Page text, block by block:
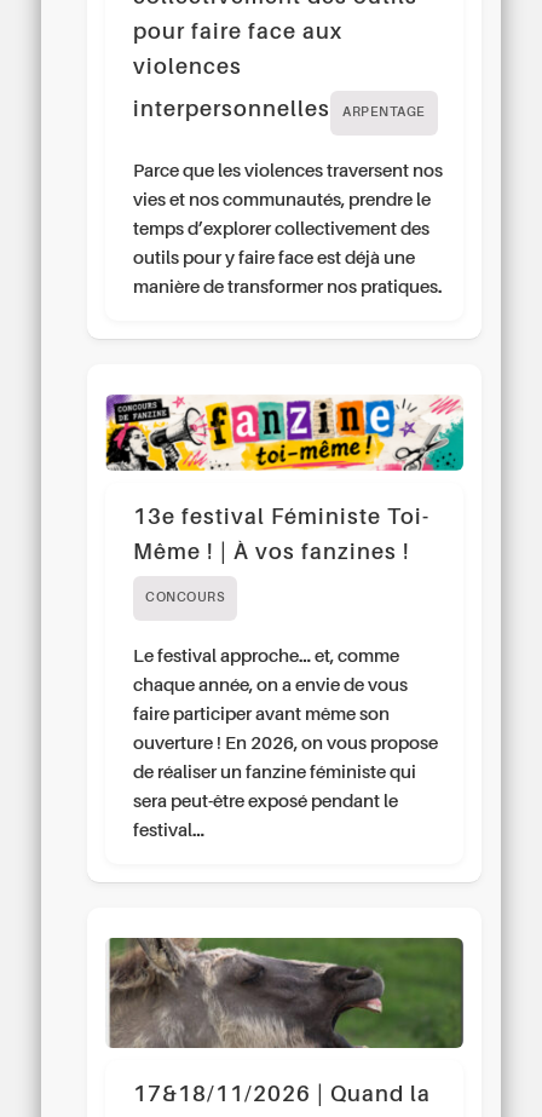
pour faire face aux
violences
interpersonnelles
ARPENTAGE
Parce que les violences traversent nos
vies et nos communautés, prendre le
temps d’explorer collectivement des
outils pour y faire face est déjà une
manière de transformer nos pratiques.
13e festival Féministe Toi-
Même ! | À vos fanzines !
CONCOURS
Le festival approche… et, comme
chaque année, on a envie de vous
faire participer avant même son
ouverture ! En 2026, on vous propose
de réaliser un fanzine féministe qui
sera peut-être exposé pendant le
festival…
17&18/11/2026 | Quand la